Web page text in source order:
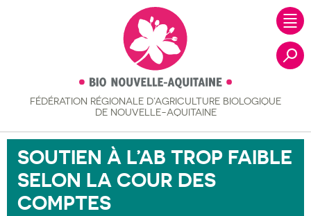
FÉDÉRATION RÉGIONALE D’AGRICULTURE BIOLOGIQUE
DE NOUVELLE-AQUITAINE
SOUTIEN À L’AB TROP FAIBLE
SELON LA COUR DES
COMPTES